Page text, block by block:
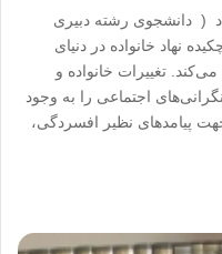
( دانشجوی رشته دبیری
نهاد خانواده در دنیای
تغییرات خانواده و
اجتماعی را به وجود
پیامدهای نظیر افسردگی،